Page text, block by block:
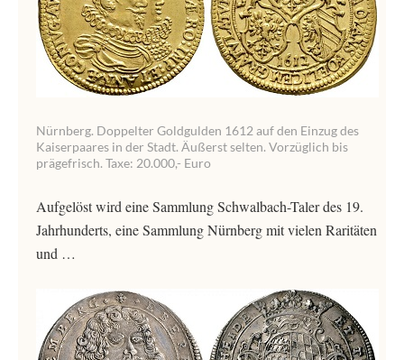
Nürnberg. Doppelter Goldgulden 1612 auf den Einzug des
Kaiserpaares in der Stadt. Äußerst selten. Vorzüglich bis
prägefrisch. Taxe: 20.000,- Euro
Aufgelöst wird eine Sammlung Schwalbach-Taler des 19.
Jahrhunderts, eine Sammlung Nürnberg mit vielen Raritäten
und …